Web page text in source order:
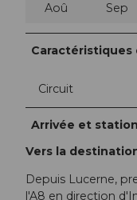
Aoû Sep
Caractéristiques
Circuit
Arrivée et
Vers la
Depuis Lucerne,
l'A8 en direction